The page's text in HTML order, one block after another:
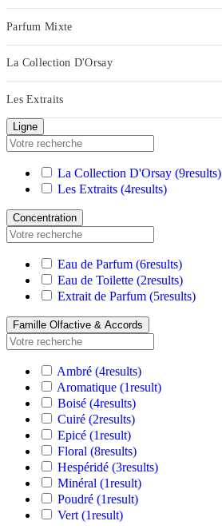
Parfum Mixte
La Collection D'Orsay
Les Extraits
Ligne
La Collection D'Orsay (9results)
Les Extraits (4results)
Concentration
Eau de Parfum (6results)
Eau de Toilette (2results)
Extrait de Parfum (5results)
Famille Olfactive & Accords
Ambré (4results)
Aromatique (1result)
Boisé (4results)
Cuiré (2results)
Epicé (1result)
Floral (8results)
Hespéridé (3results)
Minéral (1result)
Poudré (1result)
Vert (1result)